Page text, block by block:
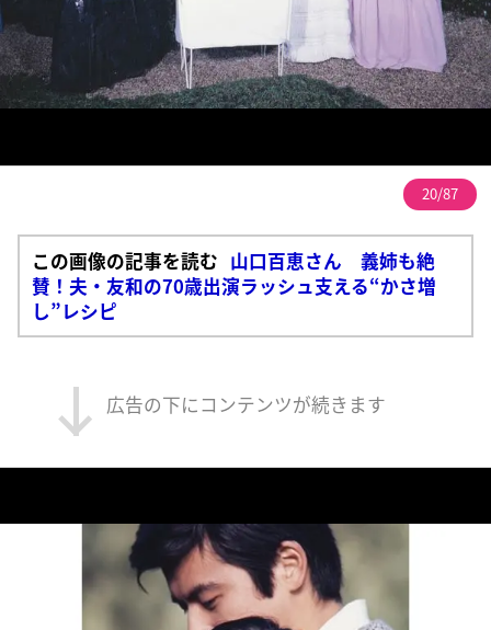
20/87
この画像の記事を読む 山口百恵さん 義姉も絶
賛！夫・友和の70歳出演ラッシュ支える“かさ増
し”レシピ
広告の下にコンテンツが続きます